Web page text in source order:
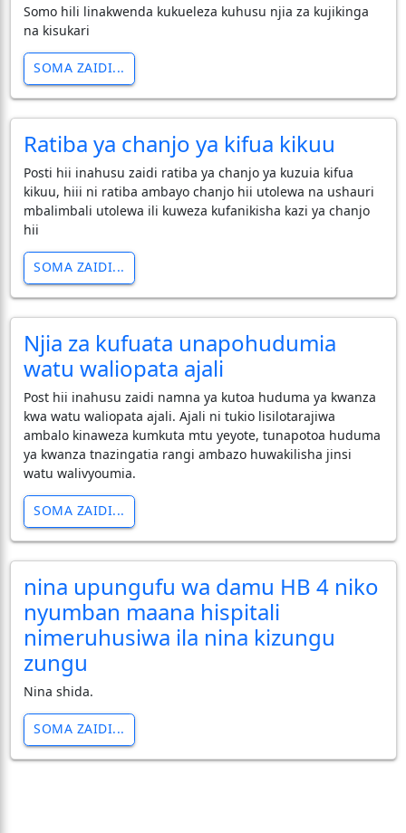
Somo hili linakwenda kukueleza kuhusu njia za kujikinga
na kisukari
SOMA ZAIDI...
Ratiba ya chanjo ya kifua kikuu
Posti hii inahusu zaidi ratiba ya chanjo ya kuzuia kifua
kikuu, hiii ni ratiba ambayo chanjo hii utolewa na ushauri
mbalimbali utolewa ili kuweza kufanikisha kazi ya chanjo
hii
SOMA ZAIDI...
Njia za kufuata unapohudumia
watu waliopata ajali
Post hii inahusu zaidi namna ya kutoa huduma ya kwanza
kwa watu waliopata ajali. Ajali ni tukio lisilotarajiwa
ambalo kinaweza kumkuta mtu yeyote, tunapotoa huduma
ya kwanza tnazingatia rangi ambazo huwakilisha jinsi
watu walivyoumia.
SOMA ZAIDI...
nina upungufu wa damu HB 4 niko
nyumban maana hispitali
nimeruhusiwa ila nina kizungu
zungu
Nina shida.
SOMA ZAIDI...